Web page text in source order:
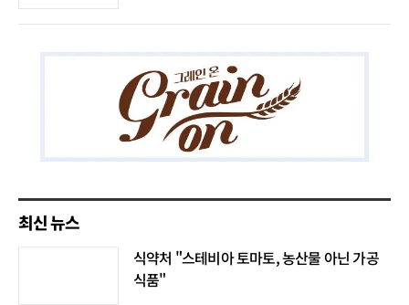
최신 뉴스
식약처 "스테비아 토마토, 농산물 아닌 가공
식품"